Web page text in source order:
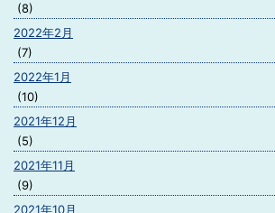
(8)
2022年2月
(7)
2022年1月
(10)
2021年12月
(5)
2021年11月
(9)
2021年10月